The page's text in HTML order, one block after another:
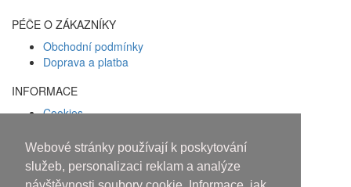
Webové stránky používají k poskytování
služeb, personalizaci reklam a analýze
PÉČE O ZÁKAZNÍKY
Obchodní podmínky
Doprava a platba
INFORMACE
Cookies
Facebook